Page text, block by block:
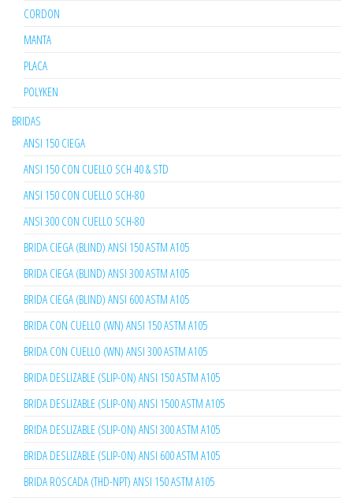
CORDON
MANTA
PLACA
POLYKEN
BRIDAS
ANSI 150 CIEGA
ANSI 150 CON CUELLO SCH 40 & STD
ANSI 150 CON CUELLO SCH-80
ANSI 300 CON CUELLO SCH-80
BRIDA CIEGA (BLIND) ANSI 150 ASTM A105
BRIDA CIEGA (BLIND) ANSI 300 ASTM A105
BRIDA CIEGA (BLIND) ANSI 600 ASTM A105
BRIDA CON CUELLO (WN) ANSI 150 ASTM A105
BRIDA CON CUELLO (WN) ANSI 300 ASTM A105
BRIDA DESLIZABLE (SLIP-ON) ANSI 150 ASTM A105
BRIDA DESLIZABLE (SLIP-ON) ANSI 1500 ASTM A105
BRIDA DESLIZABLE (SLIP-ON) ANSI 300 ASTM A105
BRIDA DESLIZABLE (SLIP-ON) ANSI 600 ASTM A105
BRIDA ROSCADA (THD-NPT) ANSI 150 ASTM A105